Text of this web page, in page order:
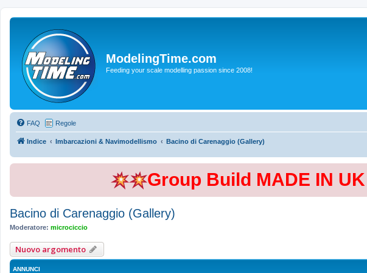
ModelingTime.com
Feeding your scale modelling passion since 2008!
FAQ Regole
Indice Imbarcazioni & Navimodellismo Bacino di Carenaggio (Gallery)
Group Build MADE IN
Bacino di Carenaggio (Gallery)
Moderatore: microciccio
Nuovo argomento
ANNUNCI